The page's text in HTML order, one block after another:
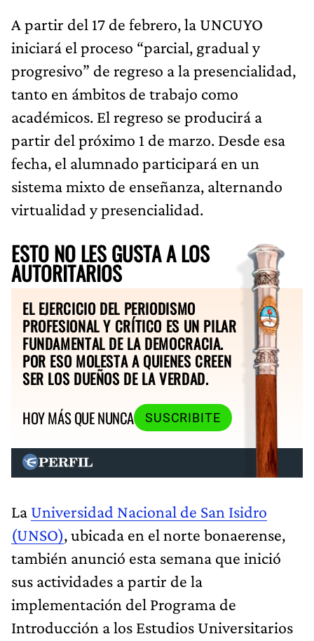
A partir del 17 de febrero, la UNCUYO
iniciará el proceso “parcial, gradual y
progresivo” de regreso a la presencialidad,
tanto en ámbitos de trabajo como
académicos. El regreso se producirá a
partir del próximo 1 de marzo. Desde esa
fecha, el alumnado participará en un
sistema mixto de enseñanza, alternando
virtualidad y presencialidad.
ESTO NO LES GUSTA A LOS
AUTORITARIOS
EL EJERCICIO DEL PERIODISMO
PROFESIONAL Y CRÍTICO ES UN PILAR
FUNDAMENTAL DE LA DEMOCRACIA.
POR ESO MOLESTA A QUIENES CREEN
SER LOS DUEÑOS DE LA VERDAD.
HOY MÁS QUE NUNCA
SUSCRIBITE
La Universidad Nacional de San Isidro
(UNSO), ubicada en el norte bonaerense,
también anunció esta semana que inició
sus actividades a partir de la
implementación del Programa de
Introducción a los Estudios Universitarios